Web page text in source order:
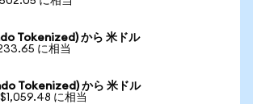
Tokenized) から 米ドル
に相当
Tokenized) から 米ドル
に相当